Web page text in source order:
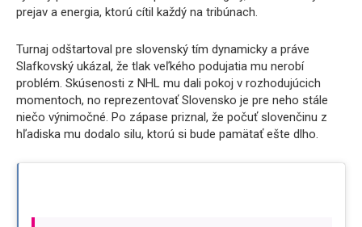
prejav a energia, ktorú cítil každý na tribúnach.
Turnaj odštartoval pre slovenský tím dynamicky a práve
Slafkovský ukázal, že tlak veľkého podujatia mu nerobí
problém. Skúsenosti z NHL mu dali pokoj v rozhodujúcich
momentoch, no reprezentovať Slovensko je pre neho stále
niečo výnimočné. Po zápase priznal, že počuť slovenčinu z
hľadiska mu dodalo silu, ktorú si bude pamätať ešte dlho.